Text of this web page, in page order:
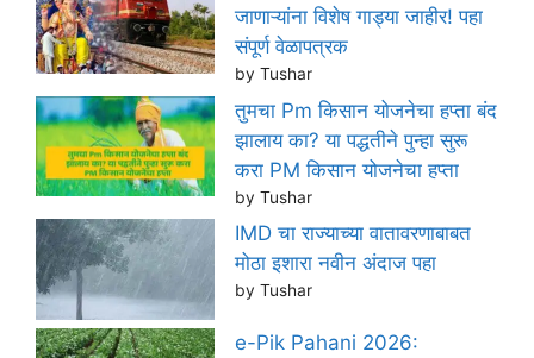
जाणाऱ्यांना विशेष गाड्या जाहीर! पहा
संपूर्ण वेळापत्रक
by Tushar
तुमचा Pm किसान योजनेचा हप्ता बंद
झालाय का? या पद्धतीने पुन्हा सुरू
करा PM किसान योजनेचा हप्ता
by Tushar
IMD चा राज्याच्या वातावरणाबाबत
मोठा इशारा नवीन अंदाज पहा
by Tushar
e-Pik Pahani 2026: